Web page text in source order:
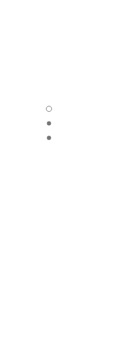
ROUGE COCO
ROUGE COCO
ROUGE COCO